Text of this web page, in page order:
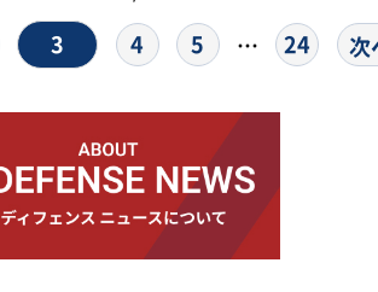
3 4 5 … 24 次